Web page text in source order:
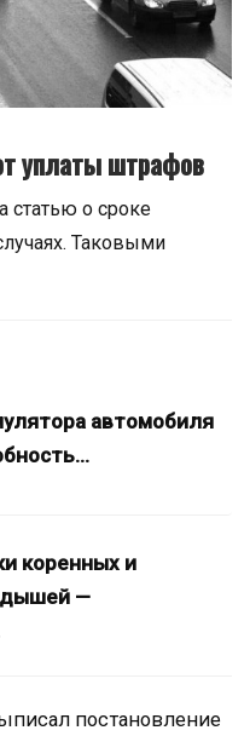
уплаты штрафов
статью о сроке
Таковыми
автомобиля
коренных и
—
постановление